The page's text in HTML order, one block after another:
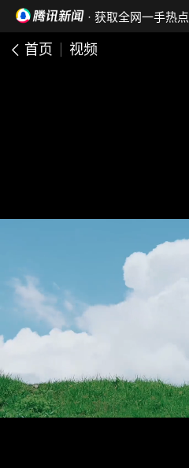
· 获取全网一手热点
首页 视频